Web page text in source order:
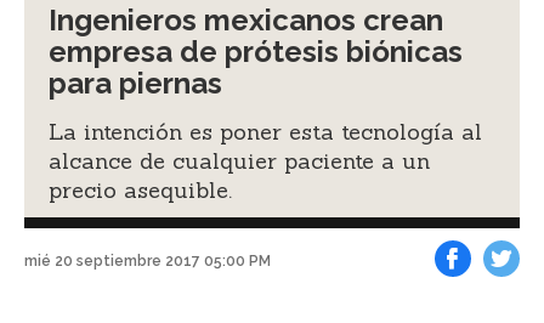
Ingenieros mexicanos crean
empresa de prótesis biónicas
para piernas
La intención es poner esta tecnología al
alcance de cualquier paciente a un
precio asequible.
mié 20 septiembre 2017 05:00 PM